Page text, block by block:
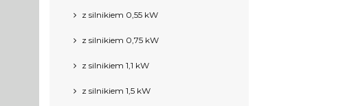
z silnikiem 0,55 kW
z silnikiem 0,75 kW
z silnikiem 1,1 kW
z silnikiem 1,5 kW